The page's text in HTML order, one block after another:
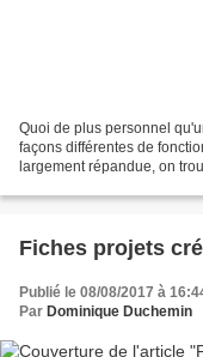
Quoi de plus personnel
façons différentes de
largement répandue, on
Fiches projets
Publié le 08/08/2017 à
Par Dominique Duchemin